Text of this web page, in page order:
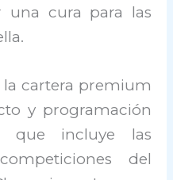
una cura para las
la cartera premium
y programación
que incluye las
del